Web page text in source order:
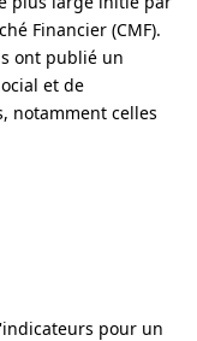
Financier (CMF).
ont publié un
et de
notamment celles
pour un